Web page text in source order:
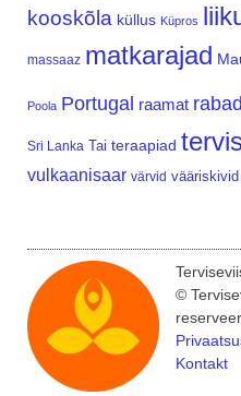
kooskõla küllus Küpros
massaaz matkarajad
Poola Portugal raamat rabad
Sri Lanka Tai teraapiad tervis
vulkaanisaar värvid vääriskivid
©
Kontakt